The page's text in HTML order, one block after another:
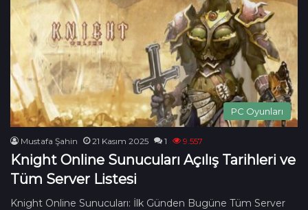
PC Oyunları
Mustafa Şahin 21 Kasım 2025 1 9.557
Knight Online Sunucuları Açılış Tarihleri ve
Tüm Server Listesi
Knight Online Sunucuları: İlk Günden Bugüne Tüm Server